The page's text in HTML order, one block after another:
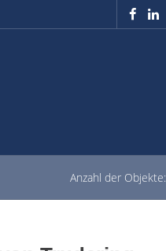
Anzahl der Objekte: